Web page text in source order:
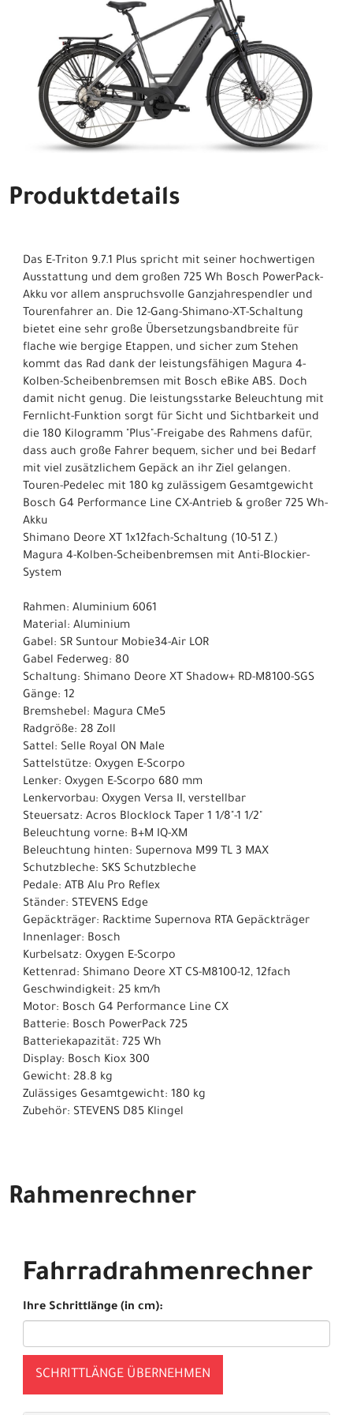
Produktdetails
Das E-Triton 9.7.1 Plus spricht mit seiner hochwertigen
Ausstattung und dem großen 725 Wh Bosch PowerPack-
Akku vor allem anspruchsvolle Ganzjahrespendler und
Tourenfahrer an. Die 12-Gang-Shimano-XT-Schaltung
bietet eine sehr große Übersetzungsbandbreite für
flache wie bergige Etappen, und sicher zum Stehen
kommt das Rad dank der leistungsfähigen Magura 4-
Kolben-Scheibenbremsen mit Bosch eBike ABS. Doch
damit nicht genug. Die leistungsstarke Beleuchtung mit
Fernlicht-Funktion sorgt für Sicht und Sichtbarkeit und
die 180 Kilogramm "Plus"-Freigabe des Rahmens dafür,
dass auch große Fahrer bequem, sicher und bei Bedarf
mit viel zusätzlichem Gepäck an ihr Ziel gelangen.
Touren-Pedelec mit 180 kg zulässigem Gesamtgewicht
Bosch G4 Performance Line CX-Antrieb & großer 725 Wh-
Akku
Shimano Deore XT 1x12fach-Schaltung (10-51 Z.)
Magura 4-Kolben-Scheibenbremsen mit Anti-Blockier-
System
Rahmen: Aluminium 6061
Material: Aluminium
Gabel: SR Suntour Mobie34-Air LOR
Gabel Federweg: 80
Schaltung: Shimano Deore XT Shadow+ RD-M8100-SGS
Gänge: 12
Bremshebel: Magura CMe5
Radgröße: 28 Zoll
Sattel: Selle Royal ON Male
Sattelstütze: Oxygen E-Scorpo
Lenker: Oxygen E-Scorpo 680 mm
Lenkervorbau: Oxygen Versa II, verstellbar
Steuersatz: Acros Blocklock Taper 1 1/8"-1 1/2"
Beleuchtung vorne: B+M IQ-XM
Beleuchtung hinten: Supernova M99 TL 3 MAX
Schutzbleche: SKS Schutzbleche
Pedale: ATB Alu Pro Reflex
Ständer: STEVENS Edge
Gepäckträger: Racktime Supernova RTA Gepäckträger
Innenlager: Bosch
Kurbelsatz: Oxygen E-Scorpo
Kettenrad: Shimano Deore XT CS-M8100-12, 12fach
Geschwindigkeit: 25 km/h
Motor: Bosch G4 Performance Line CX
Batterie: Bosch PowerPack 725
Batteriekapazität: 725 Wh
Display: Bosch Kiox 300
Gewicht: 28.8 kg
Zulässiges Gesamtgewicht: 180 kg
Zubehör: STEVENS D85 Klingel
Rahmenrechner
Fahrradrahmenrechner
Ihre Schrittlänge (in cm):
SCHRITTLÄNGE ÜBERNEHMEN